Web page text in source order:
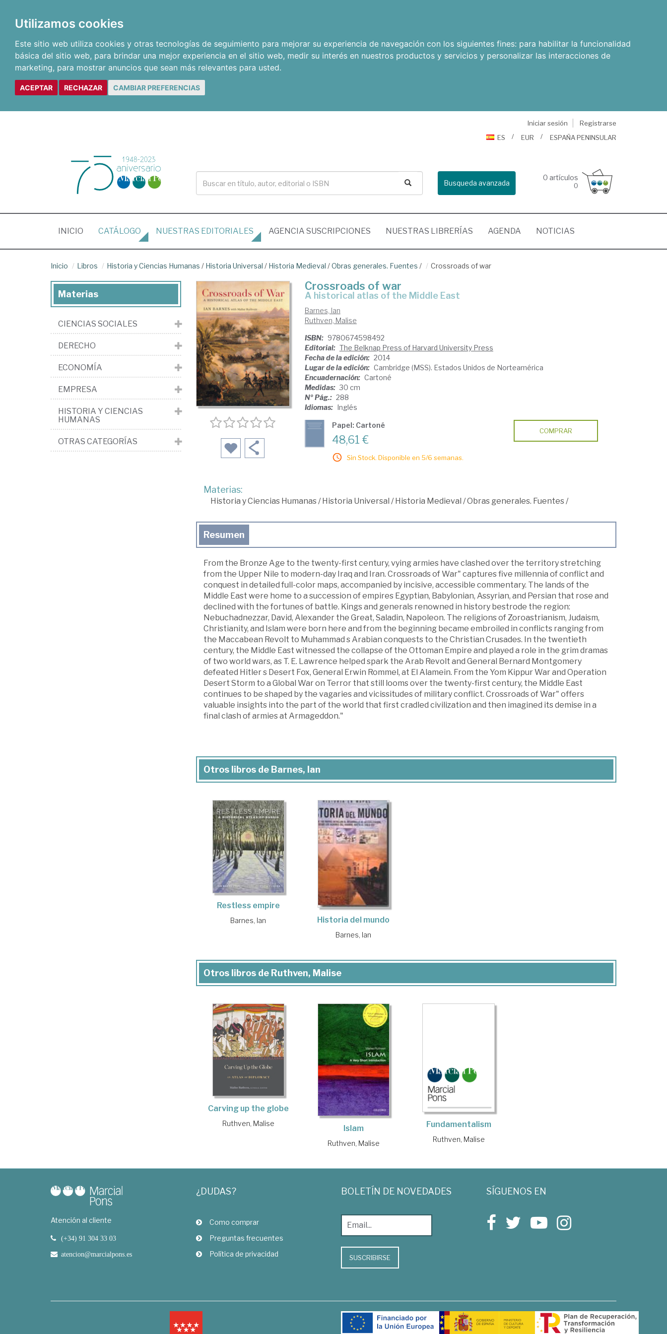
Utilizamos cookies
Este sitio web utiliza cookies y otras tecnologías de seguimiento para mejorar su experiencia de navegación con los siguientes fines: para habilitar la funcionalidad
básica del sitio web, para brindar una mejor experiencia en el sitio web, medir su interés en nuestros productos y servicios y personalizar las interacciones de
marketing, para mostrar anuncios que sean más relevantes para usted.
ACEPTAR RECHAZAR CAMBIAR PREFERENCIAS
Iniciar sesión
Registrarse
ES
EUR ESPAÑA PENINSULAR
Busqueda avanzada
0 artículos
0
INICIO (CURRENT)
CATÁLOGO NUESTRAS EDITORIALES AGENCIA SUSCRIPCIONES NUESTRAS LIBRERÍAS AGENDA NOTICIAS
Inicio Libros Historia y Ciencias Humanas / Historia Universal / Historia Medieval /Obras generales. Fuentes / Crossroads of war
Crossroads of war
a historical atlas of the Middle East
Barnes, Ian
Ruthven, Malise
ISBN: 9780674598492
Editorial: The Belknap Press of Harvard University Press
Fecha de la edición: 2014
Lugar de la edición: Cambridge (MSS). Estados Unidos de Norteamérica
Encuadernación: Cartoné
Medidas: 30 cm
Nº Pág.: 288
Idiomas: Inglés
Papel: Cartoné
48,61 €
Sin Stock. Disponible en 5/6 semanas.
COMPRAR
Materias:
Historia y Ciencias Humanas/Historia Universal /Historia Medieval /Obras generales. Fuentes/
Resumen
From the Bronze Age to the twenty-first century, vying armies have clashed over the territory stretching
from the Upper Nile to modern-day Iraq and Iran. Crossroads of War" captures five millennia of conflict and
conquest in detailed full-color maps, accompanied by incisive, accessible commentary. The lands of the
Middle East were home to a succession of empires Egyptian, Babylonian, Assyrian, and Persian that rose and
declined with the fortunes of battle. Kings and generals renowned in history bestrode the region:
Nebuchadnezzar, David, Alexander the Great, Saladin, Napoleon. The religions of Zoroastrianism, Judaism,
Christianity, and Islam were born here and from the beginning became embroiled in conflicts ranging from
the Maccabean Revolt to Muhammad s Arabian conquests to the Christian Crusades. In the twentieth
century, the Middle East witnessed the collapse of the Ottoman Empire and played a role in the grim dramas
of two world wars, as T. E. Lawrence helped spark the Arab Revolt and General Bernard Montgomery
defeated Hitler s Desert Fox, General Erwin Rommel, at El Alamein. From the Yom Kippur War and Operation
Desert Storm to a Global War on Terror that still looms over the twenty-first century, the Middle East
continues to be shaped by the vagaries and vicissitudes of military conflict. Crossroads of War" offers
valuable insights into the part of the world that first cradled civilization and then imagined its demise in a
final clash of armies at Armageddon."
Otros libros de Barnes, Ian
Restless empire
Barnes, Ian Historia del mundo
Barnes, Ian
Otros libros de Ruthven, Malise
Carving up the globe
Ruthven, Malise
Islam
Ruthven, Malise
Fundamentalism
Ruthven, Malise
Materias
CIENCIAS SOCIALES
DERECHO
ECONOMÍA
EMPRESA
HISTORIA Y CIENCIAS
HUMANAS
OTRAS CATEGORÍAS
Atención al cliente
(+34) 91 304 33 03
atencion@marcialpons.es
¿DUDAS?
Como comprar
Preguntas frecuentes
Política de privacidad
BOLETÍN DE NOVEDADES
SUSCRIBIRSE
SÍGUENOS EN